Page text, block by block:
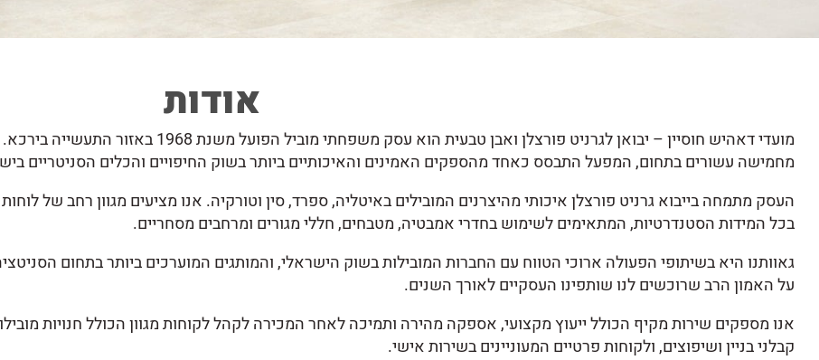
אודות
מועדי דאהיש חוסיין – יבואן לגרניט פורצלן ואבן טבעית הוא עסק
מחמישה עשורים בתחום, המפעל התבסס כאחד מהספקים האמינים והאיכותיים ביותר בשוק החיפויים והכלים הסניטריים
העסק מתמחה בייבוא גרניט פורצלן איכותי מהיצרנים המובילים באיטליה, ספרד, סין וטורקיה. אנו מציעים מגוון רחב של לוחות
בכל המידות הסטנדרטיות, המתאימים לשימוש בחדרי אמבטיה, מטבחים, חללי מגורים ומרחבים מסחריים.
גאוותנו היא בשיתופי הפעולה ארוכי הטווח עם החברות המובילות בשוק הישראלי, והמותגים המוערכים ביותר בתחום
על האמון הרב שרוכשים לנו שותפינו העסקיים לאורך השנים.
אנו מספקים שירות מקיף הכולל ייעוץ מקצועי, אספקה מהירה ותמיכה לאחר המכירה לקהל לקוחות מגוון הכולל חנויות
קבלני בניין ושיפוצים, ולקוחות פרטיים המעוניינים בשירות אישי.